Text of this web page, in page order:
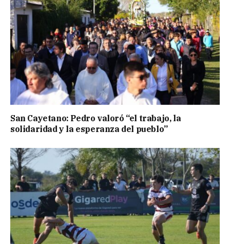
San Cayetano: Pedro valoró “el trabajo, la
solidaridad y la esperanza del pueblo”